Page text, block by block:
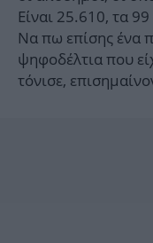
Είναι 25.610, τα
Να πω επίσης ένα
ψηφοδέλτια που
τόνισε,